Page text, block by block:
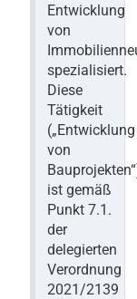
Entwicklung
von
spezialisiert.
Diese
Tätigkeit
(„Entwicklung
von
ist gemäß
Punkt 7.1.
der
delegierten
Verordnung
2021/2139